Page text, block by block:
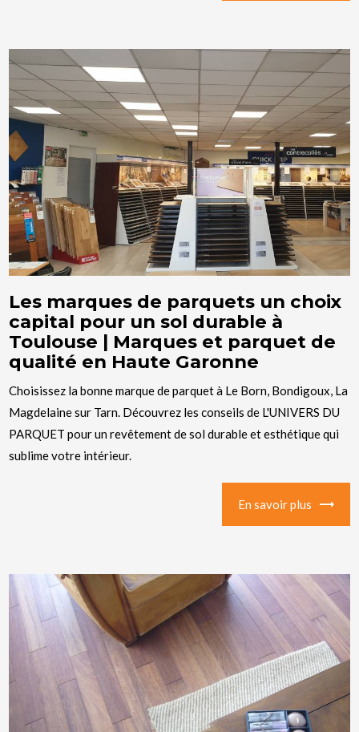
Les marques de parquets un choix
capital pour un sol durable à
Toulouse | Marques et parquet de
qualité en Haute Garonne
Choisissez la bonne marque de parquet à Le Born, Bondigoux, La
Magdelaine sur Tarn. Découvrez les conseils de L'UNIVERS DU
PARQUET pour un revêtement de sol durable et esthétique qui
sublime votre intérieur.
En savoir plus